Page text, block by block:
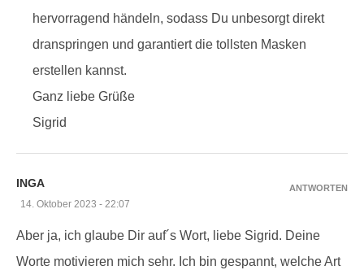
hervorragend händeln, sodass Du unbesorgt direkt
dranspringen und garantiert die tollsten Masken
erstellen kannst.
Ganz liebe Grüße
Sigrid
INGA
14. Oktober 2023 - 22:07
Aber ja, ich glaube Dir auf´s Wort, liebe Sigrid. Deine
Worte motivieren mich sehr. Ich bin gespannt, welche Art
ANTWORTEN